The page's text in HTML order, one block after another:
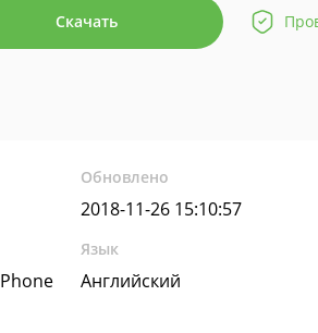
Скачать
Обновлено
2018-11-26 15:10:57
Язык
Английский